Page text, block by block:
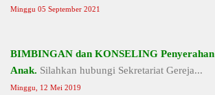
Minggu 05 September 2021
BIMBINGAN dan KONSELING Penyerahan
Anak. Silahkan hubungi Sekretariat Gereja...
Minggu, 12 Mei 2019